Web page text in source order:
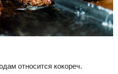
относится кокореч.